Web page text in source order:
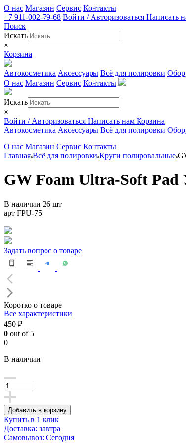
О нас Магазин Сервис Контакты
+7 911-002-79-68 Войти / Авторизоваться Написать
Поиск
Искать
×
Корзина
Автокосметика Аксессуары Всё для полировки
О нас Магазин Сервис Контакты
Искать
×
Войти / Авторизоваться Написать нам Корзина
Автокосметика Аксессуары Всё для полировки
О нас Магазин Сервис Контакты
Главная Всё для полировки Круги полировальные
GW Foam Ultra-Soft Pad
В наличии 26 шт
арт FPU-75
Задать вопрос о товаре
Коротко о товаре
Все характеристики
450 ₽
0 out of 5
0
В наличии
Добавить в корзину
Купить в 1 клик
Доставка: завтра
Самовывоз: Сегодня